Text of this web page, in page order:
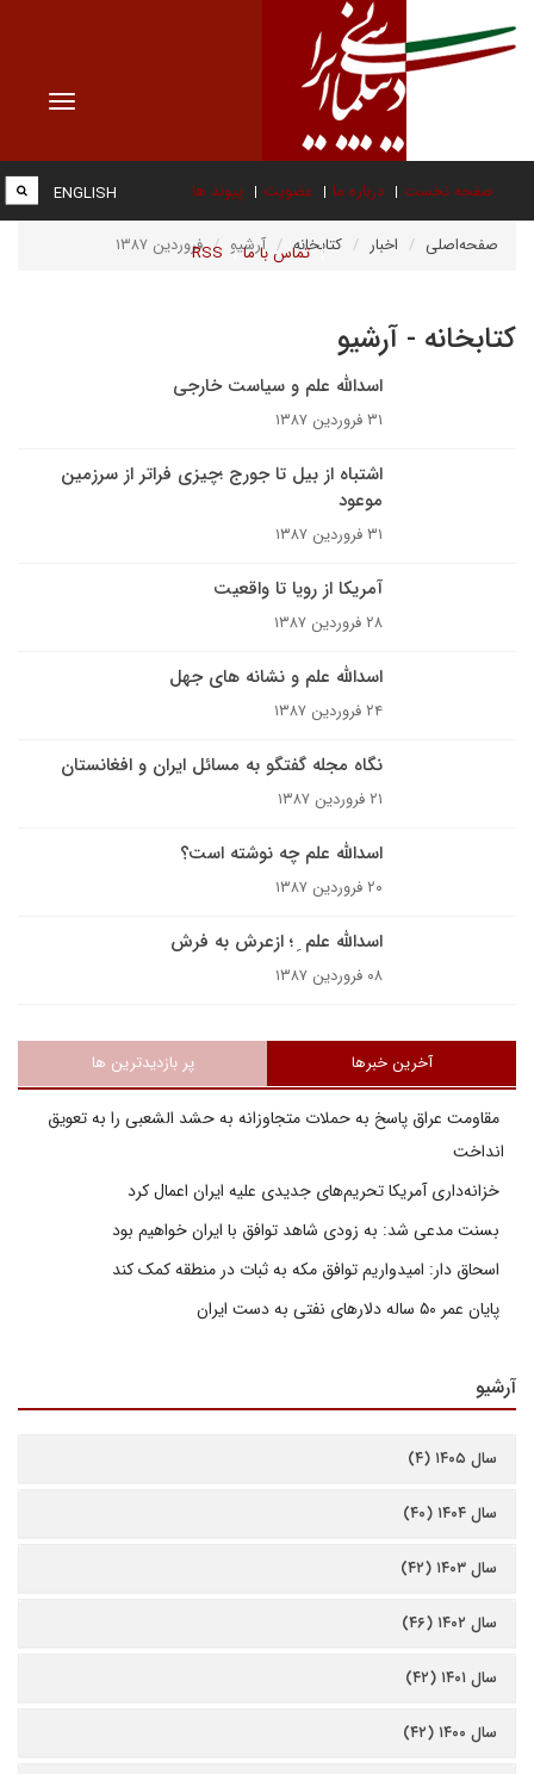
Toggle
صفحه نخست درباره ما عضویت پیوند ها
تماس با ما RSS
ENGLISH
صفحه‌اصلی اخبار کتابخانه آرشیو فروردین ۱۳۸۷
کتابخانه - آرشیو
اسدالله علم و سياست خارجى
۳۱ فروردین ۱۳۸۷
اشتباه از بيل تا جورج ؛چیزی فراتر از سرزمین
موعود
۳۱ فروردین ۱۳۸۷
آمريکا از رويا تا واقعيت
۲۸ فروردین ۱۳۸۷
اسدالله علم و نشانه هاى جهل
۲۴ فروردین ۱۳۸۷
نگاه مجله گفتگو به مسائل ایران و افغانستان
۲۱ فروردین ۱۳۸۷
اسدالله علم چه نوشته است؟
۲۰ فروردین ۱۳۸۷
اسدالله علم ِ ؛ ازعرش به فرش
۰۸ فروردین ۱۳۸۷
آخرین خبرها پر بازدیدترین ها
مقاومت عراق پاسخ به حملات متجاوزانه به حشد الشعبی را به تعویق
انداخت
خزانه‌داری آمریکا تحریم‌های جدیدی علیه ایران اعمال کرد
بسنت مدعی شد: به زودی شاهد توافق با ایران خواهیم بود
اسحاق دار: امیدواریم توافق مکه به ثبات در منطقه کمک کند
پایان عمر ۵۰ ساله دلارهای نفتی به دست ایران
آرشیو
سال ۱۴۰۵ (۴)
سال ۱۴۰۴ (۴۰)
سال ۱۴۰۳ (۴۲)
سال ۱۴۰۲ (۴۶)
سال ۱۴۰۱ (۴۲)
سال ۱۴۰۰ (۴۲)